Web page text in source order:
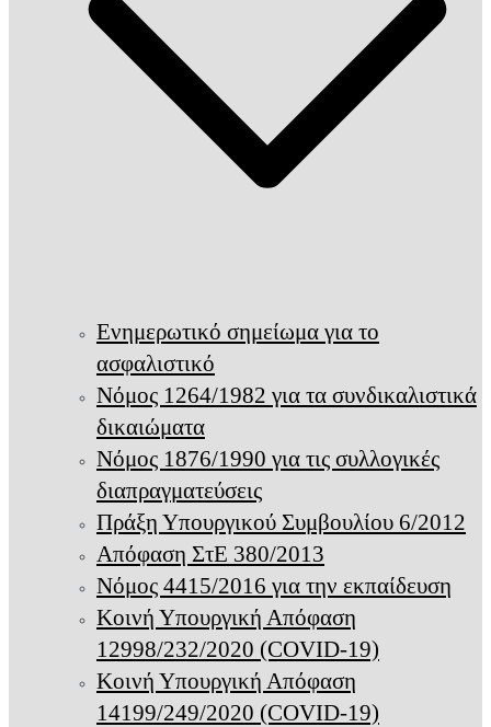
Ενημερωτικό σημείωμα για το
ασφαλιστικό
Νόμος 1264/1982 για τα συνδικαλιστικά
δικαιώματα
Νόμος 1876/1990 για τις συλλογικές
διαπραγματεύσεις
Πράξη Υπουργικού Συμβουλίου 6/2012
Απόφαση ΣτΕ 380/2013
Νόμος 4415/2016 για την εκπαίδευση
Κοινή Υπουργική Απόφαση
12998/232/2020 (COVID-19)
Κοινή Υπουργική Απόφαση
14199/249/2020 (COVID-19)